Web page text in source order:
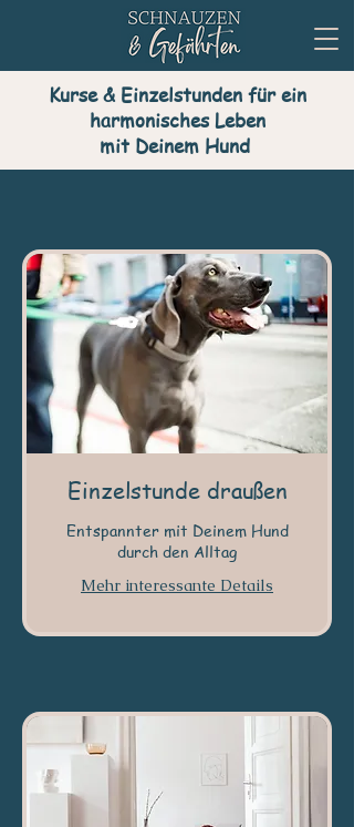
Kurse & Einzelstunden für ein
harmonisches Leben
mit Deinem Hund
Einzelstunde draußen
Entspannter mit Deinem Hund
durch den Alltag
Mehr interessante Details